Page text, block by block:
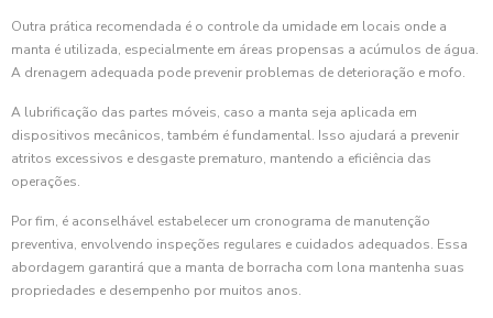
Outra prática recomendada é o controle da umidade em locais onde a
manta é utilizada, especialmente em áreas propensas a acúmulos de água.
A drenagem adequada pode prevenir problemas de deterioração e mofo.
A lubrificação das partes móveis, caso a manta seja aplicada em
dispositivos mecânicos, também é fundamental. Isso ajudará a prevenir
atritos excessivos e desgaste prematuro, mantendo a eficiência das
operações.
Por fim, é aconselhável estabelecer um cronograma de manutenção
preventiva, envolvendo inspeções regulares e cuidados adequados. Essa
abordagem garantirá que a manta de borracha com lona mantenha suas
propriedades e desempenho por muitos anos.